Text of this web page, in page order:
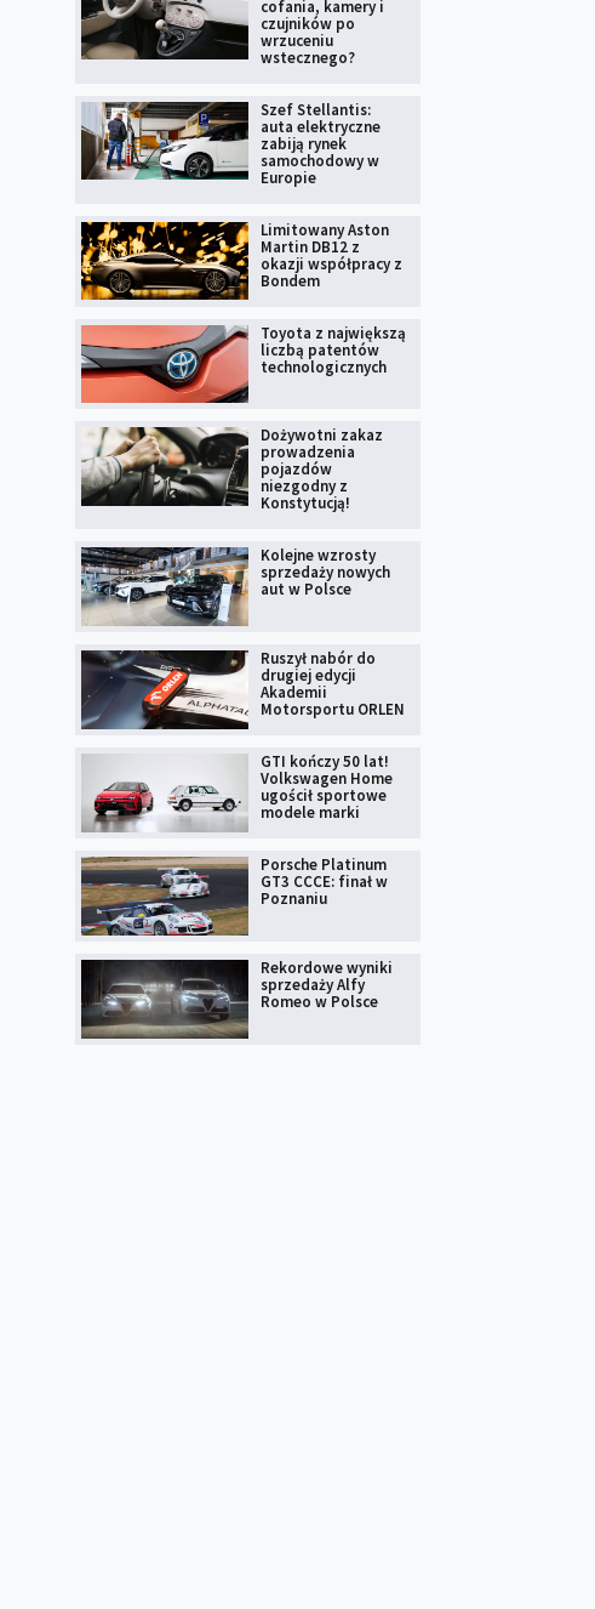
cofania, kamery i
czujników po
wrzuceniu
wstecznego?
Szef Stellantis:
auta elektryczne
zabiją rynek
samochodowy w
Europie
Limitowany Aston
Martin DB12 z
okazji współpracy z
Bondem
Toyota z największą
liczbą patentów
technologicznych
Dożywotni zakaz
prowadzenia
pojazdów
niezgodny z
Konstytucją!
Kolejne wzrosty
sprzedaży nowych
aut w Polsce
Ruszył nabór do
drugiej edycji
Akademii
Motorsportu ORLEN
GTI kończy 50 lat!
Volkswagen Home
ugościł sportowe
modele marki
Porsche Platinum
GT3 CCCE: finał w
Poznaniu
Rekordowe wyniki
sprzedaży Alfy
Romeo w Polsce